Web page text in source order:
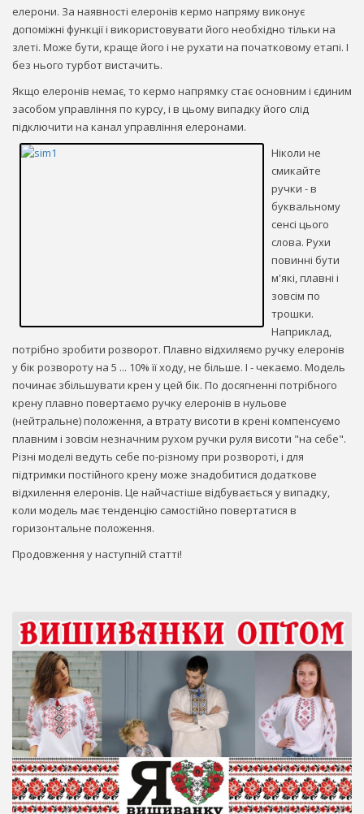
елерони. За наявності елеронів кермо напряму виконує
допоміжні функції і використовувати його необхідно тільки на
злеті. Може бути, краще його і не рухати на початковому етапі. І
без нього турбот вистачить.
Якщо елеронів немає, то кермо напрямку стає основним і єдиним
засобом управління по курсу, і в цьому випадку його слід
підключити на канал управління елеронами.
Ніколи не
смикайте
ручки - в
буквальному
сенсі цього
слова. Рухи
повинні бути
м'які, плавні і
зовсім по
трошки.
Наприклад,
потрібно зробити розворот. Плавно відхиляємо ручку елеронів
у бік розвороту на 5 ... 10% її ходу, не більше. І - чекаємо. Модель
починає збільшувати крен у цей бік. По досягненні потрібного
крену плавно повертаємо ручку елеронів в нульове
(нейтральне) положення, а втрату висоти в крені компенсуємо
плавним і зовсім незначним рухом ручки руля висоти "на себе".
Різні моделі ведуть себе по-різному при розвороті, і для
підтримки постійного крену може знадобитися додаткове
відхилення елеронів. Це найчастіше відбувається у випадку,
коли модель має тенденцію самостійно повертатися в
горизонтальне положення.
Продовження у наступній статті!